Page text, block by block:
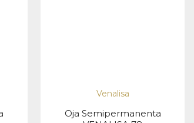
Venalisa
Oja Semipermanenta